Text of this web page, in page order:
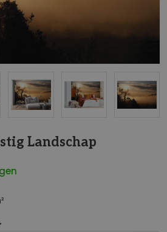
Landschap